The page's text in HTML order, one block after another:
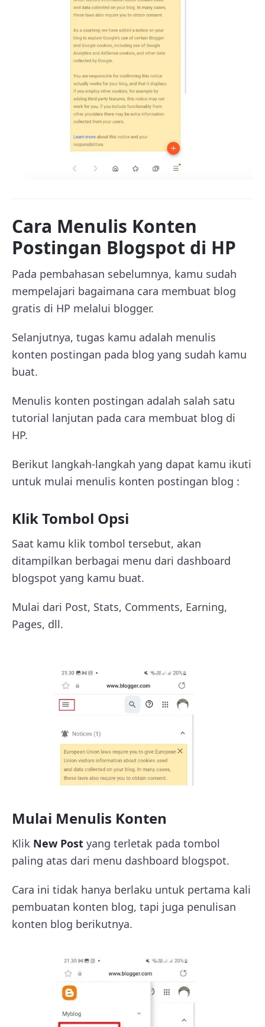
Cara Menulis Konten
Postingan Blogspot di HP
Pada pembahasan sebelumnya, kamu sudah
mempelajari bagaimana cara membuat blog
gratis di HP melalui blogger.
Selanjutnya, tugas kamu adalah menulis
konten postingan pada blog yang sudah kamu
buat.
Menulis konten postingan adalah salah satu
tutorial lanjutan pada cara membuat blog di
HP.
Berikut langkah-langkah yang dapat kamu ikuti
untuk mulai menulis konten postingan blog :
Klik Tombol Opsi
Saat kamu klik tombol tersebut, akan
ditampilkan berbagai menu dari dashboard
blogspot yang kamu buat.
Mulai dari Post, Stats, Comments, Earning,
Pages, dll.
Mulai Menulis Konten
Klik New Post yang terletak pada tombol
paling atas dari menu dashboard blogspot.
Cara ini tidak hanya berlaku untuk pertama kali
pembuatan konten blog, tapi juga penulisan
konten blog berikutnya.